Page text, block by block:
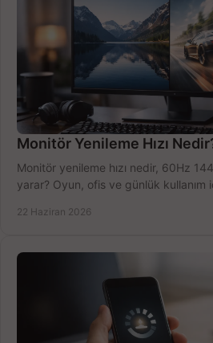
Monitör Yenileme Hızı
Monitör yenileme hızı nedir, 60Hz
yarar? Oyun, ofis ve günlük kullanım
22 Haziran 2026